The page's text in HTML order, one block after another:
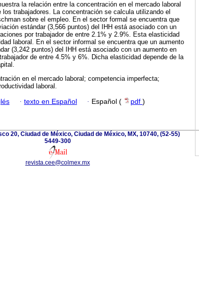
la relación entre la concentración en el mercado laboral
trabajadores. La concentración se calcula utilizando el
sobre el empleo. En el sector formal se encuentra que
estándar (3,566 puntos) del IHH está asociado con un
por trabajador de entre 2.1% y 2.9%. Esta elasticidad
laboral. En el sector informal se encuentra que un aumento
(3,242 puntos) del IHH está asociado con un aumento en
de entre 4.5% y 6%. Dicha elasticidad depende de la
en el mercado laboral; competencia imperfecta;
laboral.
· texto en Español · Español ( pdf )
20, Ciudad de México, Ciudad de México, MX, 10740, (52-55)
5449-300
revista.cee@colmex.mx